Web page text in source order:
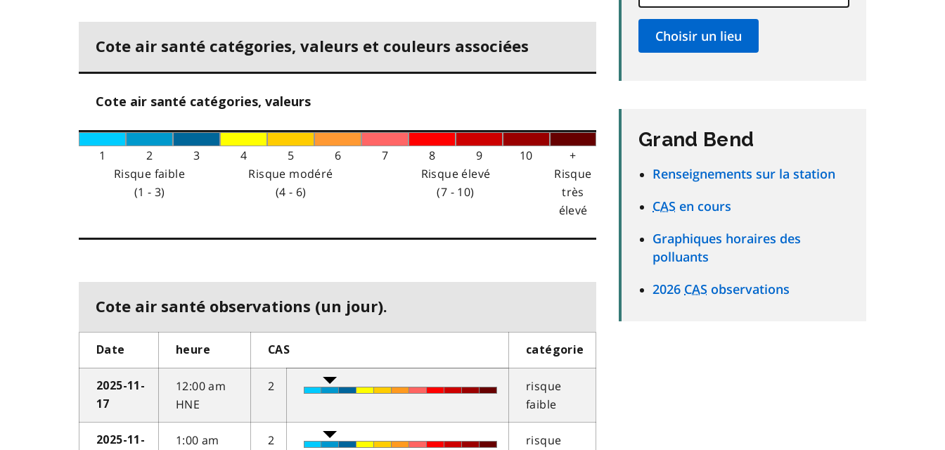
Cote air santé catégories, valeurs et couleurs associées
Cote air santé catégories, valeurs
1 2 3 4 5 6 7 8 9 10
+
Risque faible
(1 - 3)
Risque modéré
(4 - 6)
Risque élevé
(7 - 10)
Risque
très
élevé
Cote air santé observations (un jour).
Date heure CAS catégorie
2025-11-
17
12:00 am
HNE
2
risque
faible
2025-11-
1:00 am
2
risque
Grand Bend
Renseignements sur la station
CAS en cours
Graphiques horaires des
polluants
2026 CAS observations